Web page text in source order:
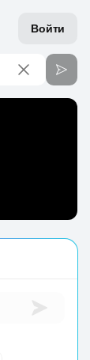
Войти